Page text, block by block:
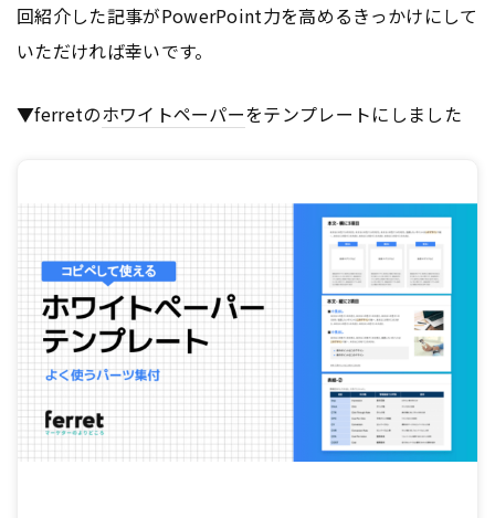
回紹介した記事がPowerPoint力を高めるきっかけにして
いただければ幸いです。
▼ferretのホワイトペーパーをテンプレートにしました